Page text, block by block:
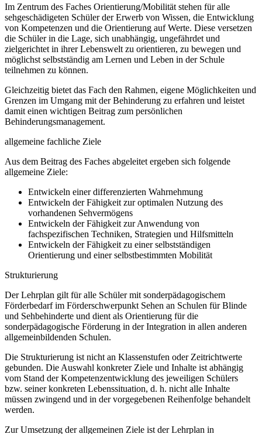
Im Zentrum des Faches Orientierung/Mobilität stehen für alle
sehgeschädigeten Schüler der Erwerb von Wissen, die Entwicklung
von Kompetenzen und die Orientierung auf Werte. Diese versetzen
die Schüler in die Lage, sich unabhängig, ungefährdet und
zielgerichtet in ihrer Lebenswelt zu orientieren, zu bewegen und
möglichst selbstständig am Lernen und Leben in der Schule
teilnehmen zu können.
Gleichzeitig bietet das Fach den Rahmen, eigene Möglichkeiten und
Grenzen im Umgang mit der Behinderung zu erfahren und leistet
damit einen wichtigen Beitrag zum persönlichen
Behinderungsmanagement.
allgemeine fachliche Ziele
Aus dem Beitrag des Faches abgeleitet ergeben sich folgende
allgemeine Ziele:
Entwickeln einer differenzierten Wahrnehmung
Entwickeln der Fähigkeit zur optimalen Nutzung des
vorhandenen Sehvermögens
Entwickeln der Fähigkeit zur Anwendung von
fachspezifischen Techniken, Strategien und Hilfsmitteln
Entwickeln der Fähigkeit zu einer selbstständigen
Orientierung und einer selbstbestimmten Mobilität
Strukturierung
Der Lehrplan gilt für alle Schüler mit sonderpädagogischem
Förderbedarf im Förderschwerpunkt Sehen an Schulen für Blinde
und Sehbehinderte und dient als Orientierung für die
sonderpädagogische Förderung in der Integration in allen anderen
allgemeinbildenden Schulen.
Die Strukturierung ist nicht an Klassenstufen oder Zeitrichtwerte
gebunden. Die Auswahl konkreter Ziele und Inhalte ist abhängig
vom Stand der Kompetenzentwicklung des jeweiligen Schülers
bzw. seiner konkreten Lebenssituation, d. h. nicht alle Inhalte
müssen zwingend und in der vorgegebenen Reihenfolge behandelt
werden.
Zur Umsetzung der allgemeinen Ziele ist der Lehrplan in